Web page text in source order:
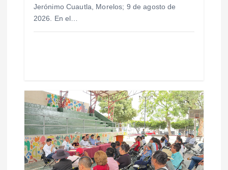
a
s
Jerónimo Cuautla, Morelos; 9 de agosto de
2026. En el…